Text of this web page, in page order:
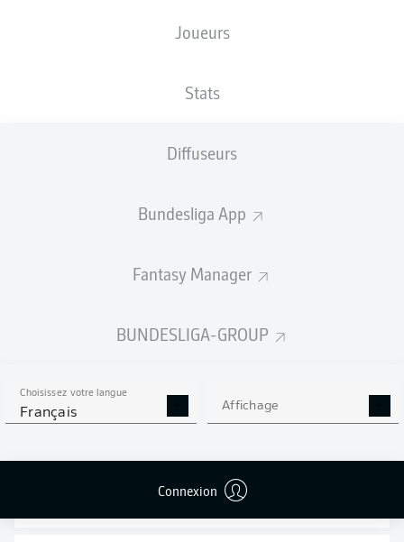
Joueurs
Stats
Diffuseurs
Bundesliga App
Fantasy Manager
BUNDESLIGA-GROUP
Choisissez votre langue
Français Affichage
Connexion
STATS DE LA SAISON
2026/2027
0 0